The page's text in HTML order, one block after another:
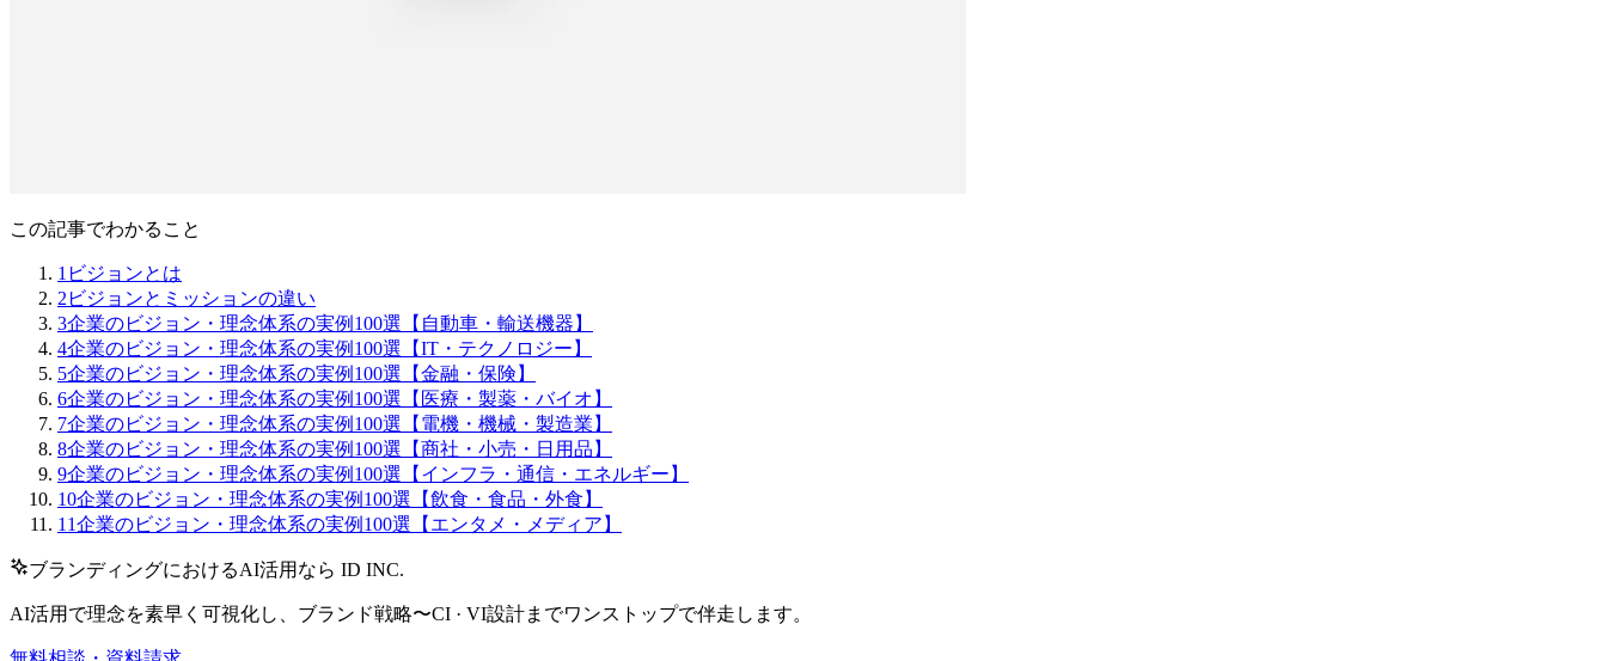
この記事でわかること
1 ビジョンとは
2 ビジョンとミッションの違い
3企業のビジョン・理念体系の実例100選【自動車・輸送機器】
4企業のビジョン・理念体系の実例100選【IT・テクノロジー】
5企業のビジョン・理念体系の実例100選【金融・保険】
6企業のビジョン・理念体系の実例100選【医療・製薬・バイオ】
7企業のビジョン・理念体系の実例100選【電機・機械・製造業】
8企業のビジョン・理念体系の実例100選【商社・小売・日用品】
9企業のビジョン・理念体系の実例100選【インフラ・通信・エネルギー】
10企業のビジョン・理念体系の実例100選【飲食・食品・外食】
11企業のビジョン・理念体系の実例100選【エンタメ・メディア】
ブランディングにおけるAI活用なら ID INC.
AI活用で理念を素早く可視化し、ブランド戦略〜CI · VI設計までワンストップで伴走します。